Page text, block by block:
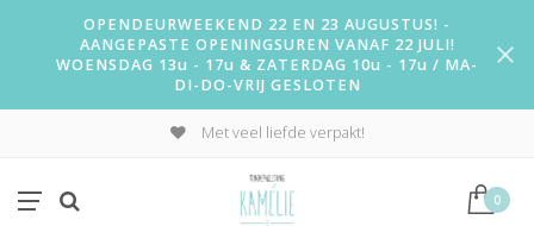
OPENDEURWEEKEND 22 EN 23 AUGUSTUS! -
AANGEPASTE OPENINGSUREN VANAF 22 JULI!
WOENSDAG 13u - 17u & ZATERDAG 10u - 17u / MA-
DI-DO-VRIJ GESLOTEN
Met veel liefde verpakt!
0